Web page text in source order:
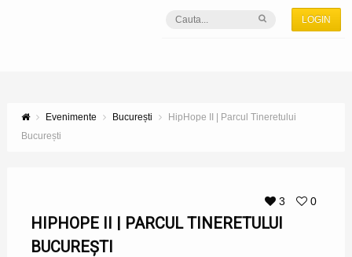
LOGIN
Evenimente București
HipHope II | Parcul Tineretului
București
3 0
HIPHOPE II | PARCUL TINERETULUI
BUCUREȘTI